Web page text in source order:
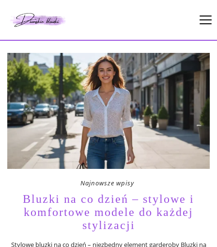
Najnowsze wpisy
Bluzki na co dzień – stylowe i
komfortowe modele do każdej
stylizacji
Stylowe bluzki na co dzień – niezbędny element garderoby Bluzki na